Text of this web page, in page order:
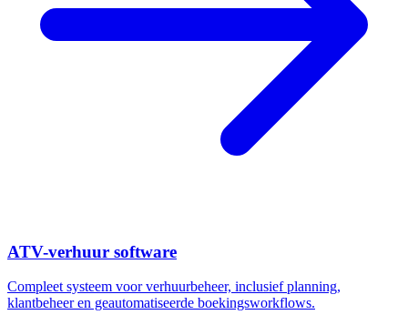
ATV-verhuur software
Compleet systeem voor verhuurbeheer, inclusief planning,
klantbeheer en geautomatiseerde boekingsworkflows.